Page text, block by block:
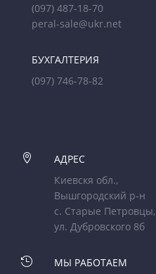
(097) 487-18-70
peral-sale@ukr.net
БУХГАЛТЕРИЯ
(097) 746-78-82

АДРЕС
Киевскя обл.,
Вышгородский р-н
с. Старые Петровцы,
ул. Дубровского 8б

МЫ РАБОТАЕМ